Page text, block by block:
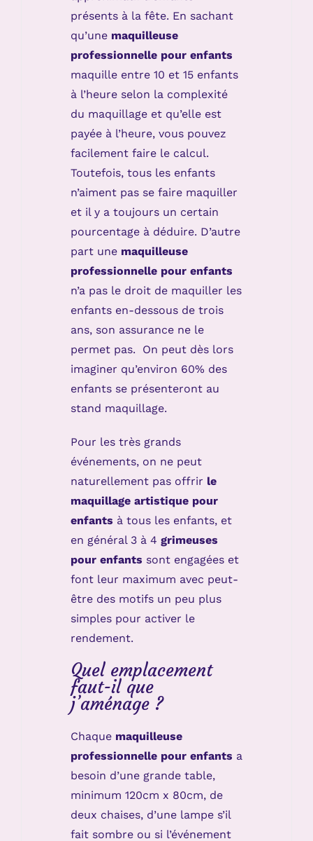
présents à la fête. En sachant
qu’une maquilleuse
professionnelle pour enfants
maquille entre 10 et 15 enfants
à l’heure selon la complexité
du maquillage et qu’elle est
payée à l’heure, vous pouvez
facilement faire le calcul.
Toutefois, tous les enfants
n’aiment pas se faire maquiller
et il y a toujours un certain
pourcentage à déduire. D’autre
part une maquilleuse
professionnelle pour enfants
n’a pas le droit de maquiller les
enfants en-dessous de trois
ans, son assurance ne le
permet pas. On peut dès lors
imaginer qu’environ 60% des
enfants se présenteront au
stand maquillage.
Pour les très grands
événements, on ne peut
naturellement pas offrir le
maquillage artistique pour
enfants à tous les enfants, et
en général 3 à 4 grimeuses
pour enfants sont engagées et
font leur maximum avec peut-
être des motifs un peu plus
simples pour activer le
rendement.
Quel emplacement
faut-il que
j’aménage ?
Chaque maquilleuse
professionnelle pour enfants a
besoin d’une grande table,
minimum 120cm x 80cm, de
deux chaises, d’une lampe s’il
fait sombre ou si l’événement